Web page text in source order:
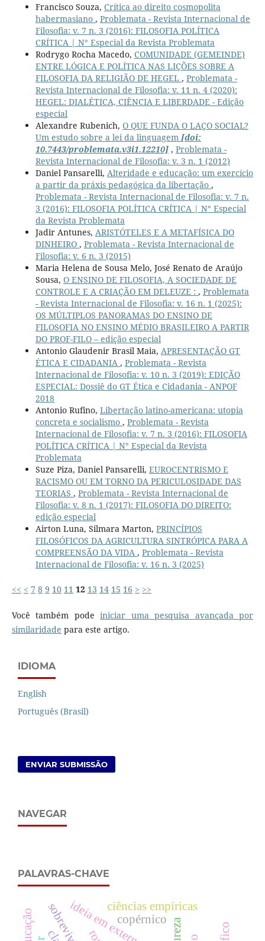
Francisco Souza, Crítica ao direito cosmopolita
habermasiano , Problemata - Revista Internacional de
Filosofia: v. 7 n. 3 (2016): FILOSOFIA POLÍTICA
CRÍTICA | N° Especial da Revista Problemata
Rodrygo Rocha Macedo, COMUNIDADE (GEMEINDE)
ENTRE LÓGICA E POLÍTICA NAS LIÇÕES SOBRE A
FILOSOFIA DA RELIGIÃO DE HEGEL , Problemata -
Revista Internacional de Filosofia: v. 11 n. 4 (2020):
HEGEL: DIALÉTICA, CIÊNCIA E LIBERDADE - Edição
especial
Alexandre Rubenich, O QUE FUNDA O LAÇO SOCIAL?
Um estudo sobre a lei da linguagem [doi:
10.7443/problemata.v3i1.12210], Problemata -
Revista Internacional de Filosofia: v. 3 n. 1 (2012)
Daniel Pansarelli, Alteridade e educação: um exercício
a partir da práxis pedagógica da libertação ,
Problemata - Revista Internacional de Filosofia: v. 7 n.
3 (2016): FILOSOFIA POLÍTICA CRÍTICA | N° Especial
da Revista Problemata
Jadir Antunes, ARISTÓTELES E A METAFÍSICA DO
DINHEIRO , Problemata - Revista Internacional de
Filosofia: v. 6 n. 3 (2015)
Maria Helena de Sousa Melo, José Renato de Araújo
Sousa, O ENSINO DE FILOSOFIA, A SOCIEDADE DE
CONTROLE E A CRIAÇÃO EM DELEUZE : , Problemata
- Revista Internacional de Filosofia: v. 16 n. 1 (2025):
OS MÚLTIPLOS PANORAMAS DO ENSINO DE
FILOSOFIA NO ENSINO MÉDIO BRASILEIRO A PARTIR
DO PROF-FILO – edição especial
Antonio Glaudenir Brasil Maia, APRESENTAÇÃO GT
ÉTICA E CIDADANIA , Problemata - Revista
Internacional de Filosofia: v. 10 n. 3 (2019): EDIÇÃO
ESPECIAL: Dossiê do GT Ética e Cidadania - ANPOF
2018
Antonio Rufino, Libertação latino-americana: utopia
concreta e socialismo , Problemata - Revista
Internacional de Filosofia: v. 7 n. 3 (2016): FILOSOFIA
POLÍTICA CRÍTICA | N° Especial da Revista
Problemata
Suze Piza, Daniel Pansarelli, EUROCENTRISMO E
RACISMO OU EM TORNO DA PERICULOSIDADE DAS
TEORIAS , Problemata - Revista Internacional de
Filosofia: v. 8 n. 1 (2017): FILOSOFIA DO DIREITO:
edição especial
Airton Luna, Silmara Marton, PRINCÍPIOS
FILOSÓFICOS DA AGRICULTURA SINTRÓPICA PARA A
COMPREENSÃO DA VIDA , Problemata - Revista
Internacional de Filosofia: v. 16 n. 3 (2025)
<< < 7 8 9 10 11 12 13 14 15 16 > >>
Você também podeiniciar uma pesquisa avançada por
similaridade para este artigo.
IDIOMA
English
Português (Brasil)
ENVIAR SUBMISSÃO
NAVEGAR
PALAVRAS-CHAVE
ciências empíricas
copérnico